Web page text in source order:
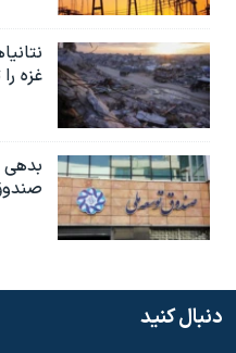
غزه
دنبال کنید